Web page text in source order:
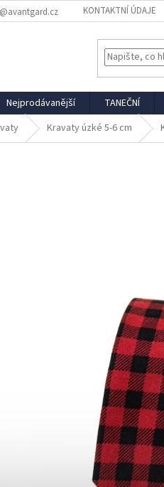
KONTAKTNÍ ÚDAJE
Nejprodávanější TANEČNÍ
Kravaty úzké 5-6 cm